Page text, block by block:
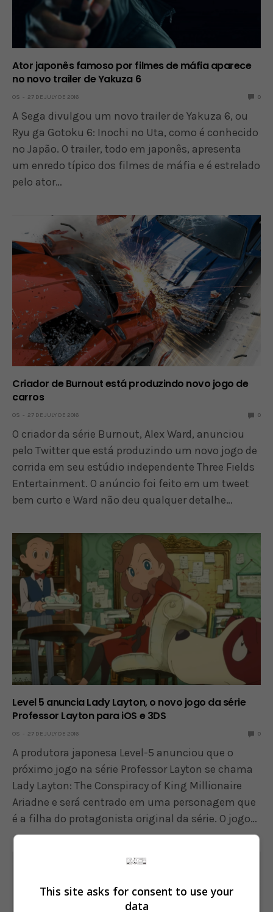
Ator japonês famoso por filmes de máfia aparece
no novo trailer de Yakuza 6
OS 27 DE JULY DE 2016 0
A Sega divulgou um novo trailer de Yakuza 6, ou
Ryu ga Gotoku 6: Inochi no Uta, como é conhecido
no Japão. O trailer, todo em japonês, apresenta
um enredo típico dos filmes de máfia e é estrelado
pelo ator…
Criador de Burnout está produzindo novo jogo de
carros
OS 27 DE JULY DE 2016 0
O criador da série Burnout, Alex Ward, anunciou
pelo Twitter que está produzindo um novo jogo de
corrida em seu estúdio independente Three Fields
Entertainment. O anúncio foi feito em um tweet
bem curto e Ward não deu qualquer detalhe…
Level 5 anuncia Lady Layton, o novo jogo da série
Professor Layton para iOS e 3DS
OS 27 DE JULY DE 2016 0
A produtora japonesa Level-5 anunciou que o
próximo jogo na série Professor Layton se chama
Lady Layton: The Conspiracy of King Millionaire
Ariadne e será centrado em uma personagem que
é a filha do protagonista original da série. O jogo…
This site asks for consent to use your
data